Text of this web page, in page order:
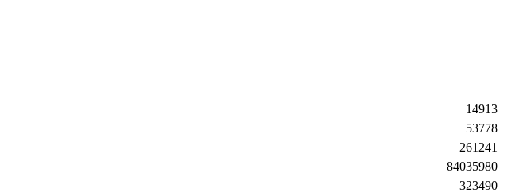
14913
53778
261241
84035980
323490